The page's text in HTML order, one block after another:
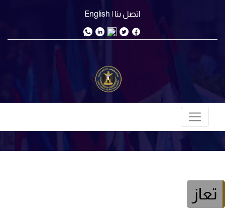
اتصل بنا | English
تعاز